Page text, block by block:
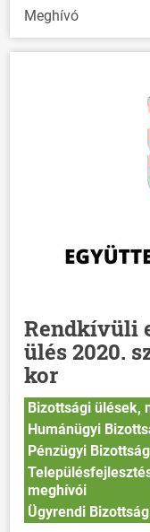
Meghívó
Rendkívüli
ülés 2020.
kor
Bizottsági ülések,
Humánügyi
Pénzügyi
meghívói
Ügyrendi